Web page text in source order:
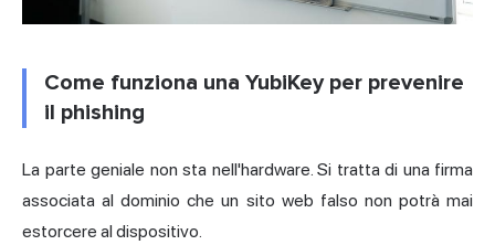
Come funziona una YubiKey per prevenire
il phishing
La parte geniale non sta nell'hardware. Si tratta di una firma
associata al dominio che un sito web falso non potrà mai
estorcere al dispositivo.